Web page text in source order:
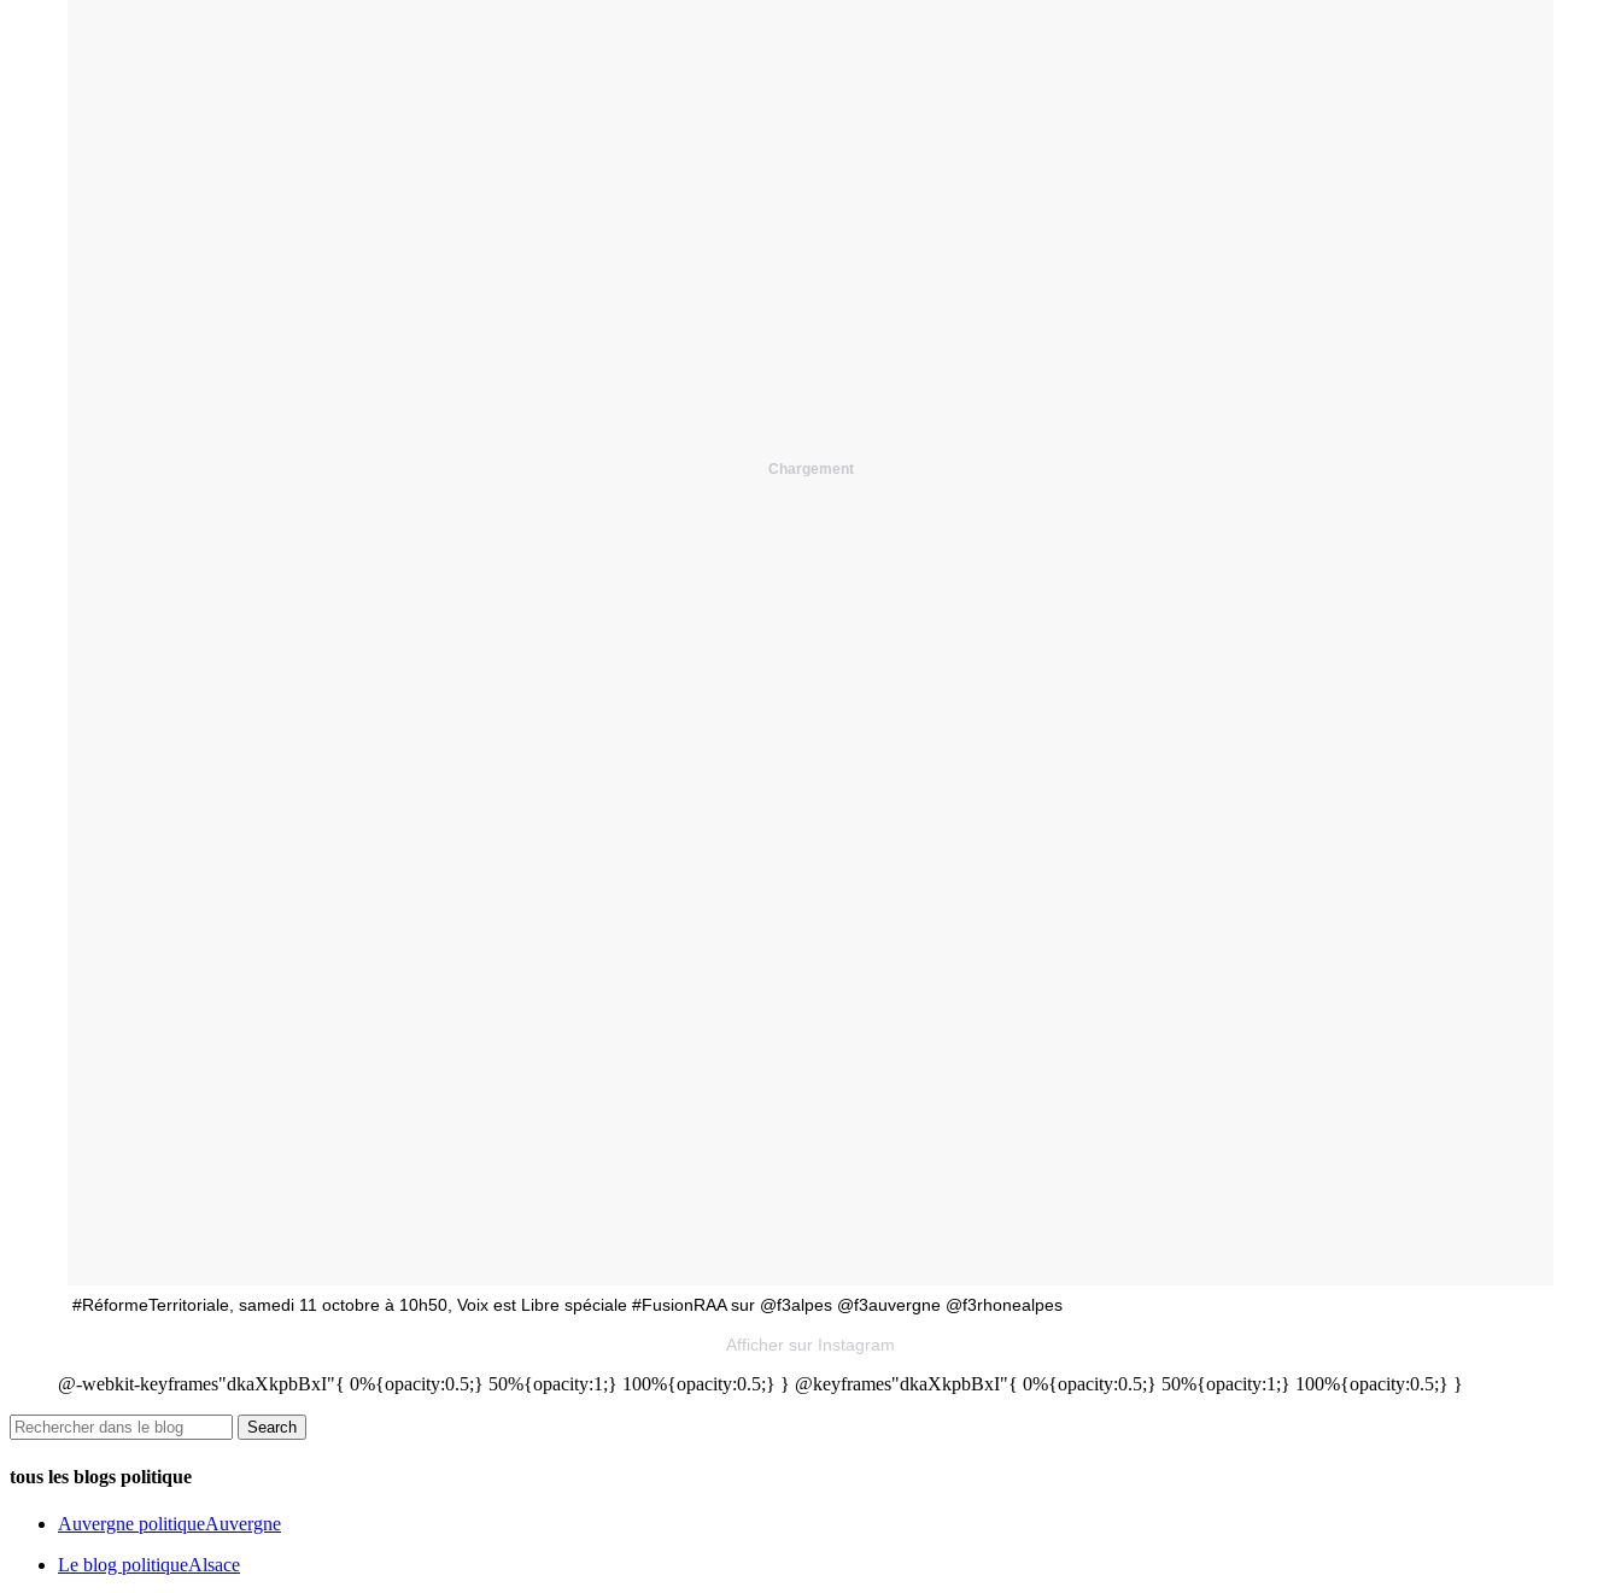
Chargement
#RéformeTerritoriale, samedi 11 octobre à 10h50, Voix est Libre spéciale #FusionRAA sur @f3alpes @f3auvergne @f3rhonealpes
Afficher sur Instagram
@-webkit-keyframes"dkaXkpbBxI"{ 0%{opacity:0.5;} 50%{opacity:1;} 100%{opacity:0.5;} } @keyframes"dkaXkpbBxI"{ 0%{opacity:0.5;} 50%{opacity:1;} 100%{opacity:0.5;} }
tous les blogs politique
Auvergne politiqueAuvergne
Le blog politiqueAlsace